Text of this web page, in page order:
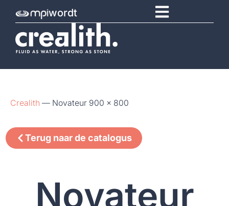
wordt
Crealith — Novateur 900 x 800
Terug naar de catalogus
Novateur